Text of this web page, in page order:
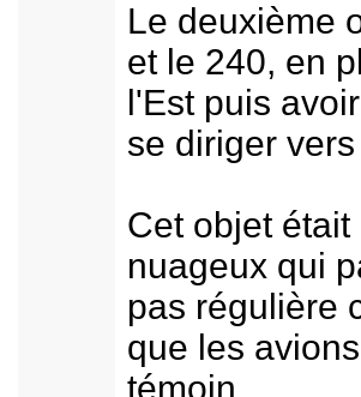
Le deuxième
et le 240, en
l'Est puis
se diriger
Cet objet
nuageux qui
pas régulière
que les
témoin.